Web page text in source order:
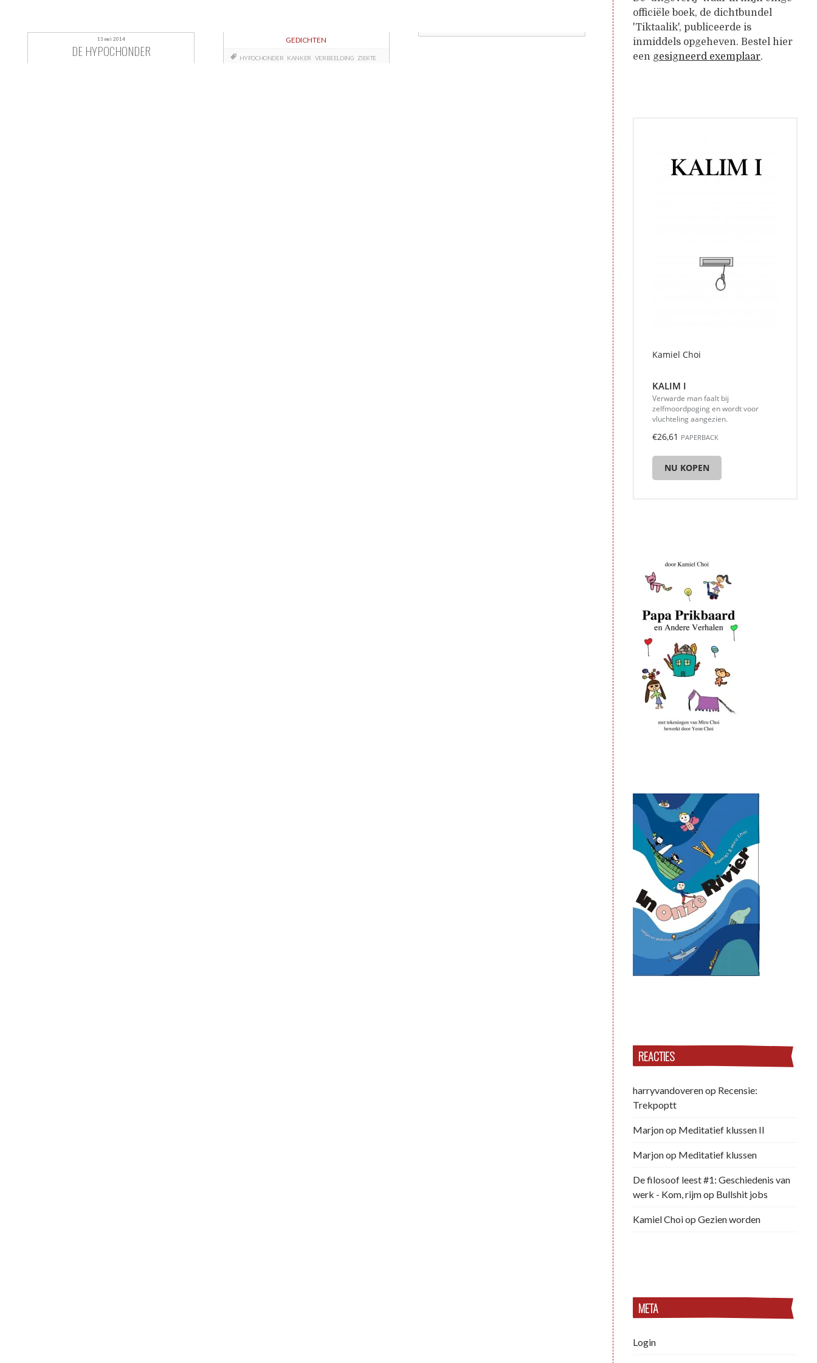
13 mei 2014
DE HYPOCHONDER
GEDICHTEN
HYPOCHONDER KANKER VERBEELDING ZIEKTE
officiële boek, de dichtbundel
'Tiktaalik', publiceerde is
inmiddels opgeheven. Bestel hier
een gesigneerd exemplaar.
Kamiel Choi
KALIM I
Verwarde man faalt bij
zelfmoordpoging en wordt voor
vluchteling aangezien.
€26,61 PAPERBACK
NU KOPEN
REACTIES
harryvandoverenop Recensie:
Trekpoptt
Marjonop Meditatief klussen II
Marjonop Meditatief klussen
De filosoof leest #1: Geschiedenis van
werk - Kom, rijmop Bullshit jobs
Kamiel Choiop Gezien worden
META
Login